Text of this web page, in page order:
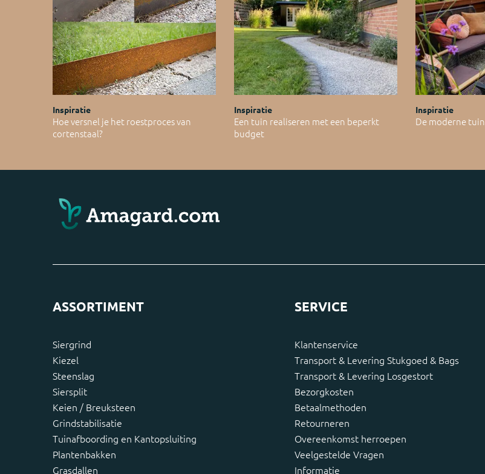
Inspiratie
Hoe versnel je het roestproces van
cortenstaal?
Inspiratie
Een tuin realiseren met een beperkt
budget
Inspiratie
De moderne tuin
ASSORTIMENT
Siergrind
Kiezel
Steenslag
Siersplit
Keien / Breuksteen
Grindstabilisatie
Tuinafboording en Kantopsluiting
Plantenbakken
Grasdallen
SERVICE
Klantenservice
Transport & Levering Stukgoed & Bags
Transport & Levering Losgestort
Bezorgkosten
Betaalmethoden
Retourneren
Overeenkomst herroepen
Veelgestelde Vragen
Informatie